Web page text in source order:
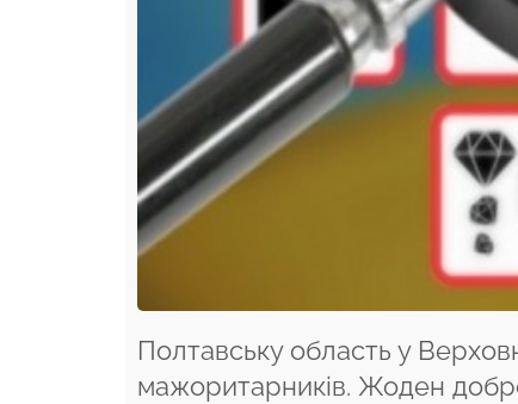
Полтавську область у
мажоритарників. Жоден